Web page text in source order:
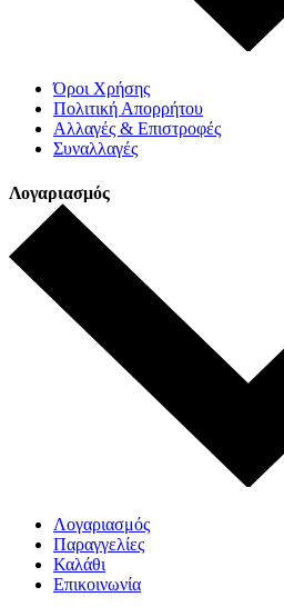
Όροι Χρήσης
Πολιτική Απορρήτου
Αλλαγές & Επιστροφές
Συναλλαγές
Λογαριασμός
Λογαριασμός
Παραγγελίες
Καλάθι
Επικοινωνία